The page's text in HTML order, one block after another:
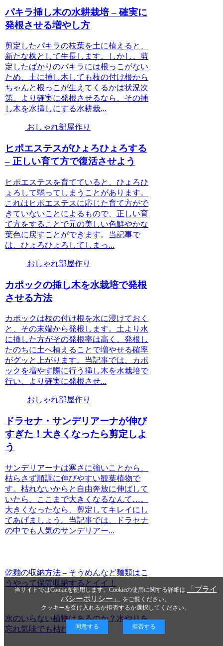
パキラ挿し木の水耕栽培 – 確実に
発根させる増やし方
剪定したパキラの枝葉を土に植えると、
新たな株として生長します。しかし、剪
定したばかりのパキラには根っこがない
ため、土に挿し木しても枝の付け根から
ちゃんと根っこが生えてくるかは状況次
第。より確実に発根させるなら、その挿
し木を水挿しにする水耕栽...
おしゃれ部屋作り
ヒポエステスがひょろひょろする
– 正しい育て方で復活させよう
ヒポエステスを育てていると、ひょろひ
ょろして弱ってしまうことがあります。
これはヒポエステスに応じた育て方がで
きていないことによるもので、正しい育
て方をすることで元の美しい色鮮やかな
葉色に戻すことができます。当記事で
は、ひょろひょろしてしまっ...
おしゃれ部屋作り
カポックの挿し木を水栽培で発根
させる方法
カポックは枝の付け根を水に浸けておく
と、その末端から発根します。土より水
に挿した方がその発根率は高く、発根し
たのちに土へ植えることで増やせる確率
がグッと上がります。当記事では、カポ
ックを増やす際に行う挿し木を水栽培で
行い、より確実に発根させ...
おしゃれ部屋作り
ドラセナ・サンデリアーナが伸び
すぎた！大きくなったら剪定しよ
う
サンデリアーナは寒さに強いことから、
枯らさず順調に伸びやすい観葉植物で
す。枯れないからと自由奔放に伸ばして
いたら、ここまで大きくなるなんて…。
大きくなったなら、剪定してキレイにし
てあげましょう。当記事では、ドラセナ
の中でも人気のサンデリアー...
乾麺の収納方法 – そうめんなど麺類はこ
うやって保管収納するとイイ！
水のいらない植物はあるのか？水やりを
忘れ気味でも枯れにくい植物
当サイトではCookieを使用します。Cookieの使用に関する詳細は
「プライ
バシーポリシー」
をご覧ください。
クッキーを受け入れるか拒否するか選択してください。
同意する 拒否する